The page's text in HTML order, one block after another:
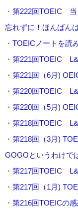
・ 第222回TOEIC 当
忘れずに！ほんばん
・ TOEICノートを読
・ 第221回TOEIC
・ 第221回（6月)
・ 第220回TOEIC
・ 第220回（5月)
・ 第218回TOEIC
・ 第218回（3月)
GOGOというわけで
・ 第217回TOEIC
・ 第217回（1月)
・ 第216回TOEICの